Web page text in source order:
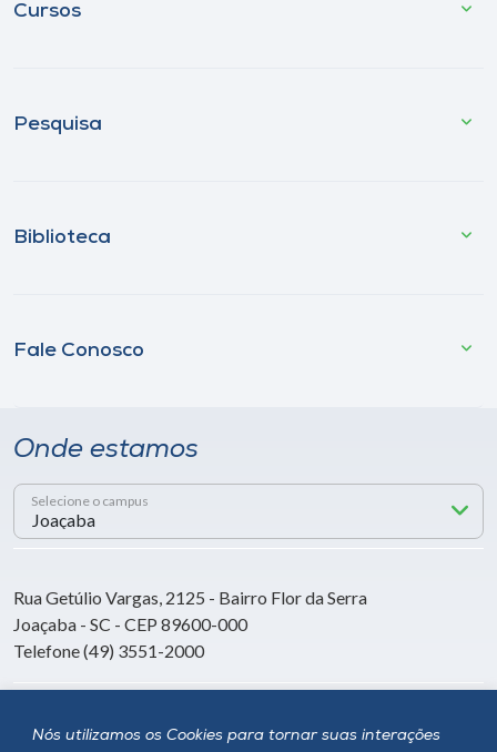
Nós utilizamos os Cookies para tornar suas interações
Cursos
Pesquisa
Biblioteca
Fale Conosco
Onde estamos
Selecione o campus
Rua Getúlio Vargas, 2125 - Bairro Flor da Serra
Joaçaba - SC - CEP 89600-000
Telefone (49) 3551-2000
Siga a Unoesc